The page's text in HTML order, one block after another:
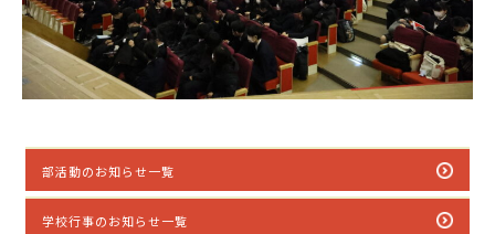
部活動のお知らせ一覧
学校行事のお知らせ一覧